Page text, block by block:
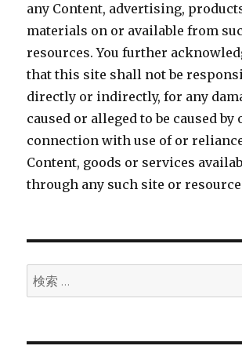
any Content, advertising,
materials on or available from
resources. You further
that this site shall not be
directly or indirectly, for any
caused or alleged to be caused by
connection with use of or
Content, goods or services
through any such site or
検
索: